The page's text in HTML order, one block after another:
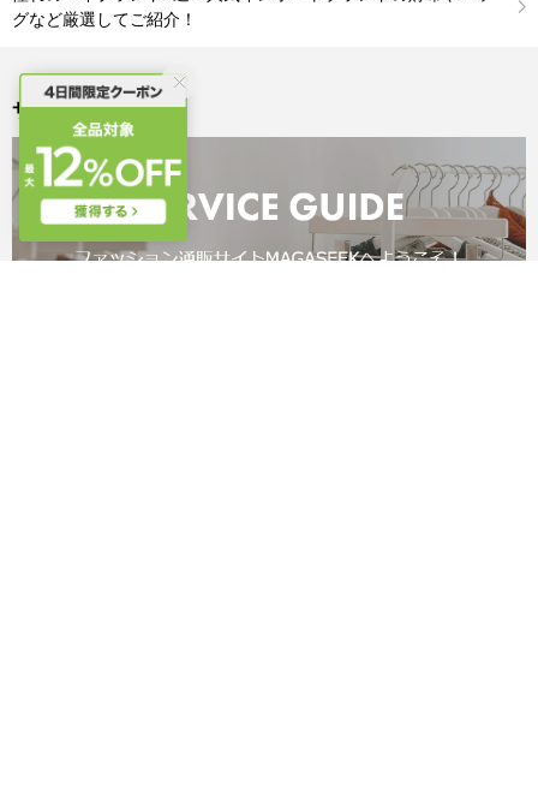
グなど厳選してご紹介！
サービス案内